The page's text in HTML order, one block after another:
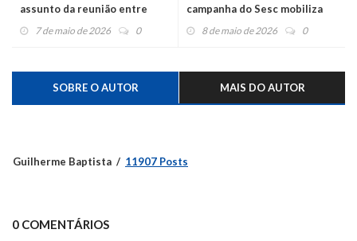
assunto da reunião entre
Lula e Trump
7 de maio de 2026 0
campanha do Sesc mobiliza
voluntários para aquecer o
8 de maio de 2026 0
SOBRE O AUTOR MAIS DO AUTOR
Guilherme Baptista 11907 Posts
0 COMENTÁRIOS